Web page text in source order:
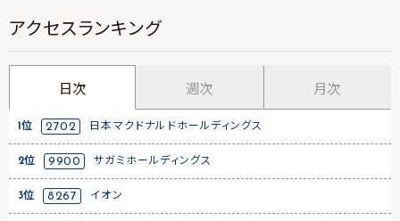
アクセスランキング
日次 週次 月次
1位 2702 日本マクドナルドホールディングス
2位 9900 サガミホールディングス
3位 8267 イオン